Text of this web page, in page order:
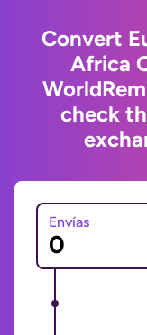
Convert
Africa
check
Envías